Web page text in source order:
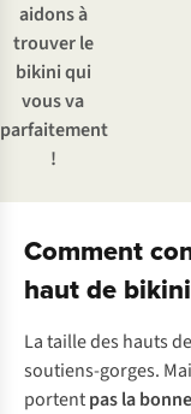
aidons à
trouver le
bikini qui
vous va
parfaitement
!
Comment
haut de
La taille des hauts
soutiens-gorges.
portentpas la